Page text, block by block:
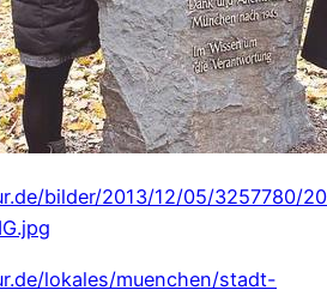
bilder/2013/12/05/3257780/
lokales/muenchen/stadt-